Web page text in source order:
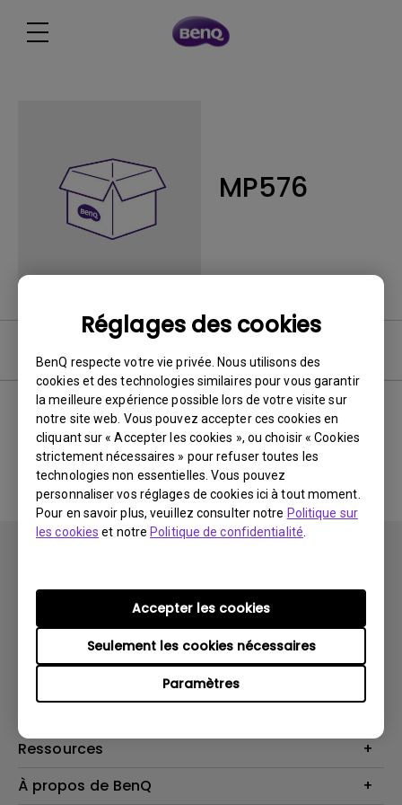
Réglages des cookies
BenQ respecte votre vie privée. Nous utilisons des
cookies et des technologies similaires pour vous garantir
la meilleure expérience possible lors de votre visite sur
notre site web. Vous pouvez accepter ces cookies en
cliquant sur « Accepter les cookies », ou choisir « Cookies
strictement nécessaires » pour refuser toutes les
technologies non essentielles. Vous pouvez
personnaliser vos réglages de cookies ici à tout moment.
Pour en savoir plus, veuillez consulter notre Politique sur
les cookies et notre Politique de confidentialité
Paramètres
Seulement les cookies nécessaires
Accepter les cookies
MP576
Aucune FAQ associée
Vidéoprojecteurs
Haut-parleur
Solutions
Contactez-nous
Recycling
Ressources
Centre de connaissances
À propos de BenQ